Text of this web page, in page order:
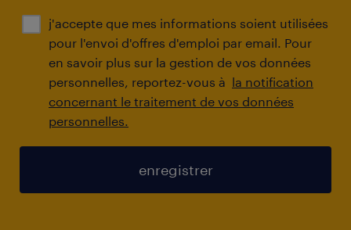
j'accepte que mes informations soient utilisées
pour l'envoi d'offres d'emploi par email. Pour
en savoir plus sur la gestion de vos données
personnelles, reportez-vous à la notification
concernant le traitement de vos données
personnelles.
enregistrer